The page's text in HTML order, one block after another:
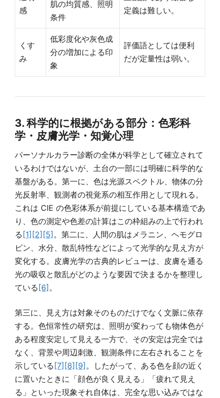
感
肌の均質感、照明
条件
定義は難しい。
くす
み
低彩度化や灰色成
分の増加による印
象
評価語としては便利
だが定量性は弱い。
3. 科学的に根拠がある部分：色彩科
学・皮膚光学・知覚心理
パーソナルカラー診断の全体が科学として確立されて
いるわけではないが、土台の一部には明確に科学的な
基盤がある。第一に、色は光源スペクトル、物体の分
光反射率、観測者の視覚系の相互作用として現れる。
これは CIE の色彩体系が前提にしている基本構造であ
り、色の測定や色差の計算はこの枠組みの上で行われ
る[1][2][5] 。第二に、人間の肌はメラニン、ヘモグロ
ビン、水分、散乱特性などによって光学的な見え方が
変化する。皮膚光学の古典的レビューは、皮膚を通る
光の吸収と散乱がどのような要因で決まるかを整理し
ている[6] 。
第三に、見え方は対象そのものだけでなく文脈に依存
する。色恒常性の研究は、照明が変わっても物体色が
ある程度安定して見える一方で、その安定は完全では
なく、背景や周辺刺激、観測条件に左右されることを
示している[7][8][9] 。したがって、ある色を顔の近く
に置いたときに「顔色が良く見える」「疲れて見え
る」といった現象それ自体は、完全な思い込みではな